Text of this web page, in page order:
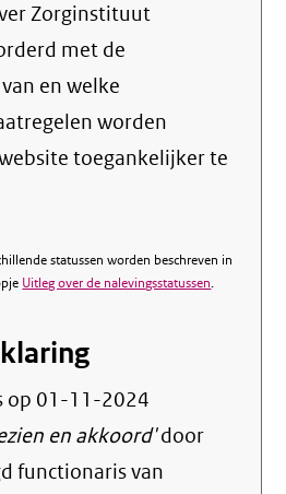
Zorginstituut
met de
en welke
worden
toegankelijker te
statussen worden beschreven in
Uitleg over de nalevingsstatussen.
op 01-11-2024
en akkoord'door
functionaris van